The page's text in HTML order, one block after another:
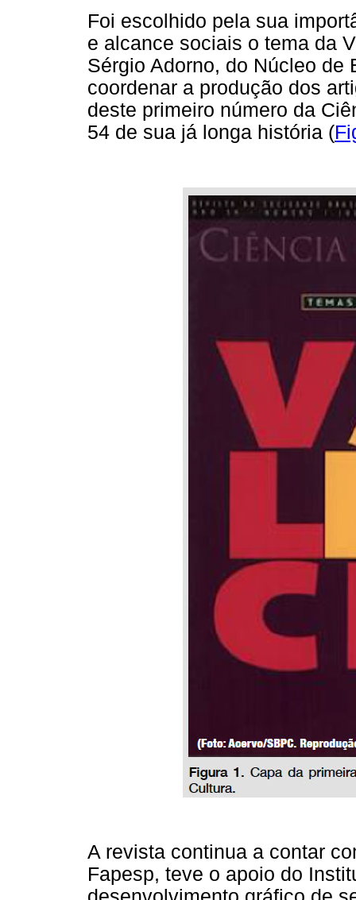
Foi escolhido pela sua
e alcance sociais o tema da
Sérgio Adorno, do Núcleo de
coordenar a produção dos
deste primeiro número da
54 de sua já longa história (
A revista continua a contar
Fapesp, teve o apoio do